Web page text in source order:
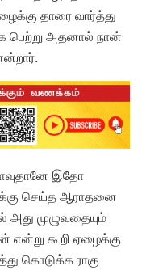
தாரை வார்த்து
பெற்று அதனால் நான்
இதோ
செய்த ஆராதனை
முழுவதையும்
என்று கூறி ஏழைக்கு
கொடுக்க ராகு